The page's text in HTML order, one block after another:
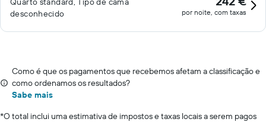
desconhecido
por noite, com taxas
Como é que os pagamentos que recebemos afetam a classificação e
como ordenamos os resultados?
Sabe mais
*O total inclui uma estimativa de impostos e taxas locais a serem pagos